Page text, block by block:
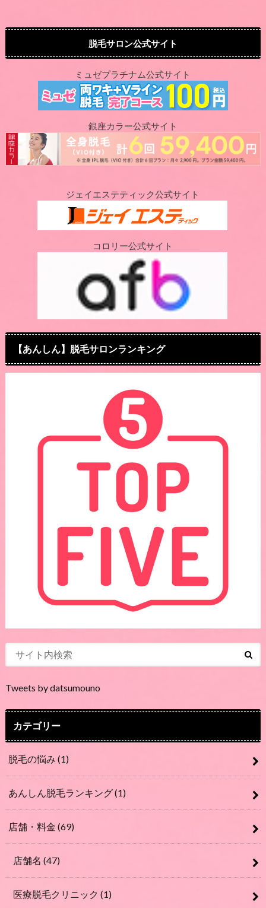
脱毛サロン公式サイト
ミュゼプラチナム公式サイト
銀座カラー公式サイト
ジェイエステティック公式サイト
コロリー公式サイト
【あんしん】脱毛サロンランキング
Tweets by datsumouno
カテゴリー
脱毛の悩み (1)
あんしん脱毛ランキング(1)
店舗・料金 (69)
店舗名 (47)
医療脱毛クリニック (1)